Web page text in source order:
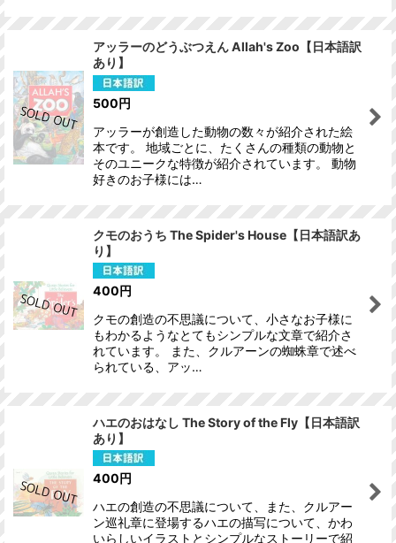
アッラーのどうぶつえん Allah's Zoo【日本語訳
あり】
500円
アッラーが創造した動物の数々が紹介された絵
本です。 地域ごとに、たくさんの種類の動物と
そのユニークな特徴が紹介されています。 動物
好きのお子様には…
クモのおうち The Spider's House【日本語訳あ
り】
400円
クモの創造の不思議について、小さなお子様に
もわかるようなとてもシンプルな文章で紹介さ
れています。 また、クルアーンの蜘蛛章で述べ
られている、アッ…
ハエのおはなし The Story of the Fly【日本語訳
あり】
400円
ハエの創造の不思議について、また、クルアー
ン巡礼章に登場するハエの描写について、かわ
いらしいイラストとシンプルなストーリーで紹